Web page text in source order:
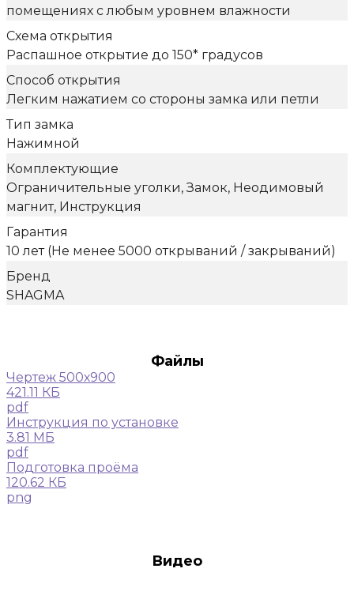
помещениях с любым уровнем влажности
Схема открытия
Распашное открытие до 150* градусов
Способ открытия
Легким нажатием со стороны замка или петли
Тип замка
Нажимной
Комплектующие
Ограничительные уголки, Замок, Неодимовый
магнит, Инструкция
Гарантия
10 лет (Не менее 5000 открываний / закрываний)
Бренд
SHAGMA
Файлы
Чертеж 500х900
421.11 КБ
pdf
Инструкция по установке
3.81 МБ
pdf
Подготовка проёма
120.62 КБ
png
Видео